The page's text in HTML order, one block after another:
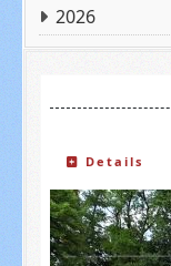
2026
Details